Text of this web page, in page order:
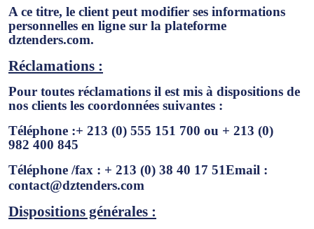
A ce titre, le client peut modifier ses informations
personnelles en ligne sur la plateforme
dztenders.com.
Réclamations :
Pour toutes réclamations il est mis à dispositions de
nos clients les coordonnées suivantes :
Téléphone :+ 213 (0) 555 151 700 ou + 213 (0)
982 400 845
Téléphone /fax : + 213 (0) 38 40 17 51Email :
contact@dztenders.com
Dispositions générales :